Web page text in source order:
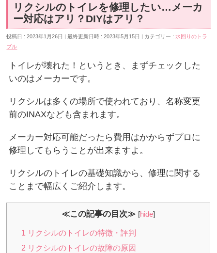
リクシルのトイレを修理したい…メーカ
ー対応はアリ？DIYはアリ？
投稿日 : 2023年1月26日 最終更新日時 : 2023年5月15日 カテゴリー : 水回りのトラ
ブル
トイレが壊れた！というとき、まずチェックした
いのはメーカーです。
リクシルは多くの場所で使われており、名称変更
前のINAXなども含まれます。
メーカー対応可能だったら費用はかからずプロに
修理してもらうことが出来ますよ。
リクシルのトイレの基礎知識から、修理に関する
ことまで幅広くご紹介します。
≪この記事の目次≫ [hide]
1 リクシルのトイレの特徴・評判
2 リクシルのトイレの故障の原因